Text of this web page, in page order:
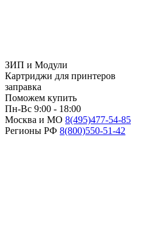
ЗИП и Модули
Картриджи для принтеров
заправка
Поможем купить
Пн-Вс 9:00 - 18:00
Москва и МО 8(495)477-54-85
Регионы РФ 8(800)550-51-42